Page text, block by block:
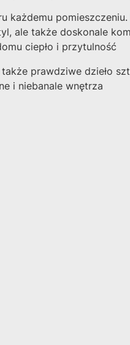
ale także doskonale
ciepło i przytulność
prawdziwe dzieło
i niebanale wnętrza